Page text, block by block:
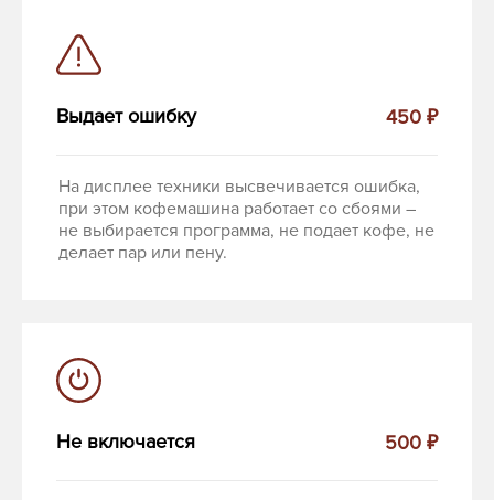
Выдает ошибку 450 ₽
На дисплее техники высвечивается ошибка,
при этом кофемашина работает со сбоями –
не выбирается программа, не подает кофе, не
делает пар или пену.
Не включается 500 ₽